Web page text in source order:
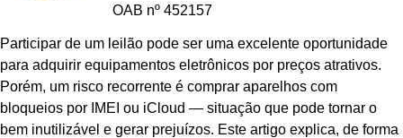
OAB nº 452157
Participar de um leilão pode ser uma excelente oportunidade
para adquirir equipamentos eletrônicos por preços atrativos.
Porém, um risco recorrente é comprar aparelhos com
bloqueios por IMEI ou iCloud — situação que pode tornar o
bem inutilizável e gerar prejuízos. Este artigo explica, de forma